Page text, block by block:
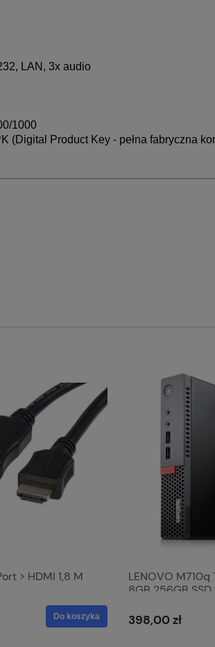
LAN, 3x audio
1000
(Digital Product Key - pełna fabryczna
> HDMI 1,8 M
Do koszyka
LENOVO
8GB 256GB SSD
398,00 zł